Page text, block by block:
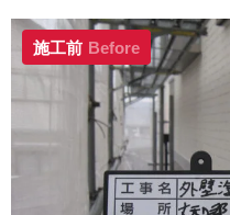
施工前 Before